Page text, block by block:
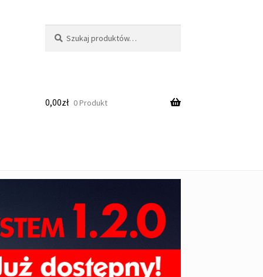
0,00zł 0 Produkt